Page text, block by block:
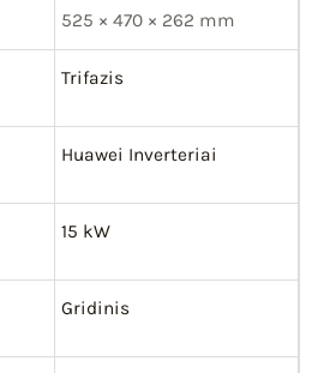
525 × 470 × 262 mm
Trifazis
Huawei Inverteriai
15 kW
Gridinis